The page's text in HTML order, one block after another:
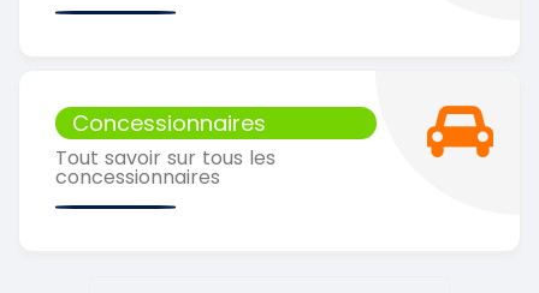
Concessionnaires
Tout savoir sur tous les
concessionnaires